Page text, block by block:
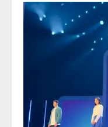
dron
de
carga
no
largo
alcance
en
montaña